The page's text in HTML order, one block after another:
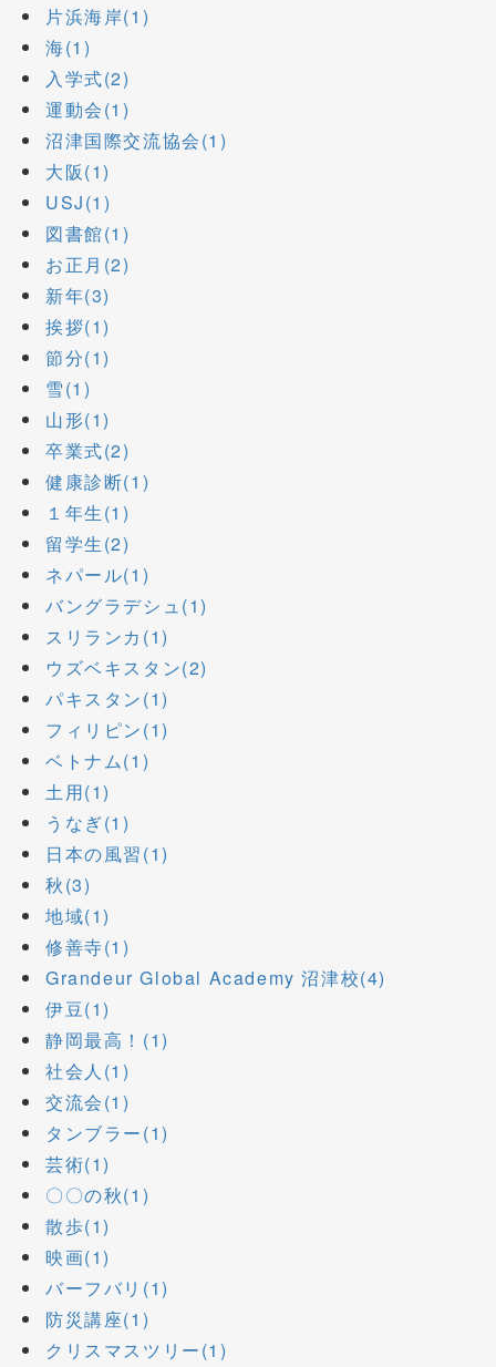
片浜海岸(1)
海(1)
入学式(2)
運動会(1)
沼津国際交流協会(1)
大阪(1)
USJ(1)
図書館(1)
お正月(2)
新年(3)
挨拶(1)
節分(1)
雪(1)
山形(1)
卒業式(2)
健康診断(1)
１年生(1)
留学生(2)
ネパール(1)
バングラデシュ(1)
スリランカ(1)
ウズベキスタン(2)
パキスタン(1)
フィリピン(1)
ベトナム(1)
土用(1)
うなぎ(1)
日本の風習(1)
秋(3)
地域(1)
修善寺(1)
Grandeur Global Academy 沼津校(4)
伊豆(1)
静岡最高！(1)
社会人(1)
交流会(1)
タンブラー(1)
芸術(1)
〇〇の秋(1)
散歩(1)
映画(1)
バーフバリ(1)
防災講座(1)
クリスマスツリー(1)